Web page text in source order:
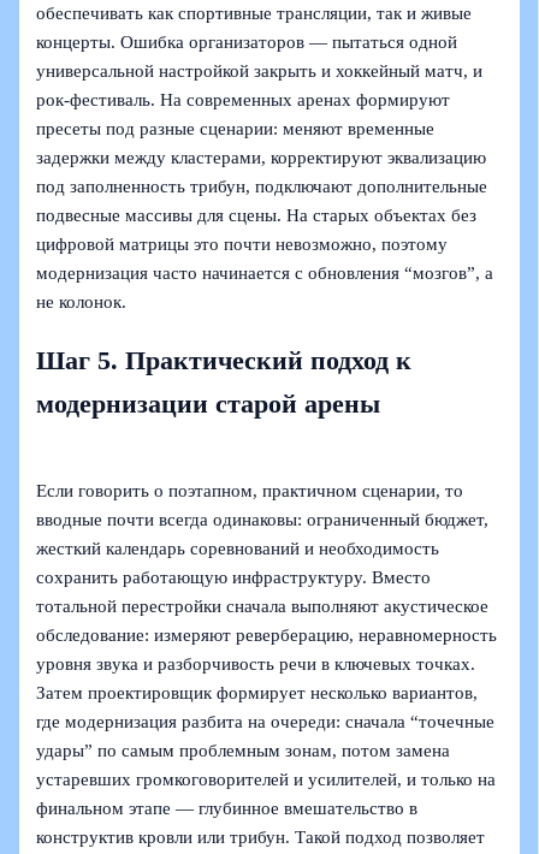
обеспечивать как спортивные трансляции, так и живые
концерты. Ошибка организаторов — пытаться одной
универсальной настройкой закрыть и хоккейный матч, и
рок‑фестиваль. На современных аренах формируют
пресеты под разные сценарии: меняют временные
задержки между кластерами, корректируют эквализацию
под заполненность трибун, подключают дополнительные
подвесные массивы для сцены. На старых объектах без
цифровой матрицы это почти невозможно, поэтому
модернизация часто начинается с обновления “мозгов”, а
не колонок.
Шаг 5. Практический подход к
модернизации старой арены
Если говорить о поэтапном, практичном сценарии, то
вводные почти всегда одинаковы: ограниченный бюджет,
жесткий календарь соревнований и необходимость
сохранить работающую инфраструктуру. Вместо
тотальной перестройки сначала выполняют акустическое
обследование: измеряют реверберацию, неравномерность
уровня звука и разборчивость речи в ключевых точках.
Затем проектировщик формирует несколько вариантов,
где модернизация разбита на очереди: сначала “точечные
удары” по самым проблемным зонам, потом замена
устаревших громкоговорителей и усилителей, и только на
финальном этапе — глубинное вмешательство в
конструктив кровли или трибун. Такой подход позволяет